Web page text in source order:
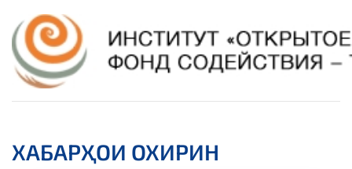
ХАБАРҲОИ ОХИРИН